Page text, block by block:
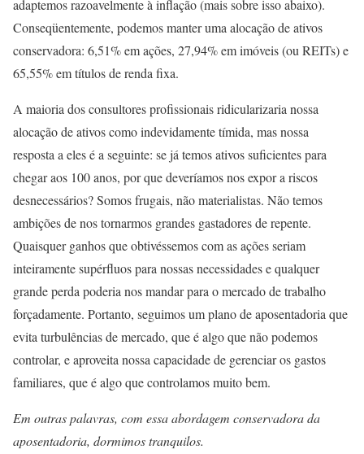
adaptemos razoavelmente à inflação (mais sobre isso abaixo).
Conseqüentemente, podemos manter uma alocação de ativos
conservadora: 6,51% em ações, 27,94% em imóveis (ou REITs) e
65,55% em títulos de renda fixa.
A maioria dos consultores profissionais ridicularizaria nossa
alocação de ativos como indevidamente tímida, mas nossa
resposta a eles é a seguinte: se já temos ativos suficientes para
chegar aos 100 anos, por que deveríamos nos expor a riscos
desnecessários? Somos frugais, não materialistas. Não temos
ambições de nos tornarmos grandes gastadores de repente.
Quaisquer ganhos que obtivéssemos com as ações seriam
inteiramente supérfluos para nossas necessidades e qualquer
grande perda poderia nos mandar para o mercado de trabalho
forçadamente. Portanto, seguimos um plano de aposentadoria que
evita turbulências de mercado, que é algo que não podemos
controlar, e aproveita nossa capacidade de gerenciar os gastos
familiares, que é algo que controlamos muito bem.
Em outras palavras, com essa abordagem conservadora da
aposentadoria, dormimos tranquilos.